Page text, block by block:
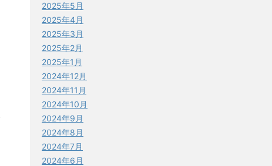
2025年5月
2025年4月
2025年3月
2025年2月
2025年1月
2024年12月
2024年11月
2024年10月
2024年9月
2024年8月
2024年7月
2024年6月